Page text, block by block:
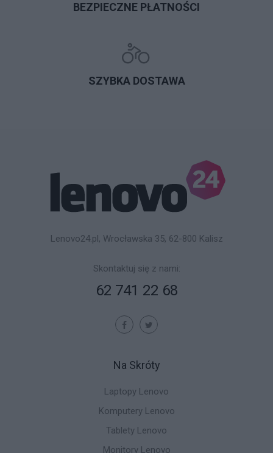
BEZPIECZNE PŁATNOŚCI
SZYBKA DOSTAWA
Lenovo24.pl, Wrocławska 35, 62-800 Kalisz
Skontaktuj się z nami:
62 741 22 68
Na Skróty
Laptopy Lenovo
Komputery Lenovo
Tablety Lenovo
Monitory Lenovo